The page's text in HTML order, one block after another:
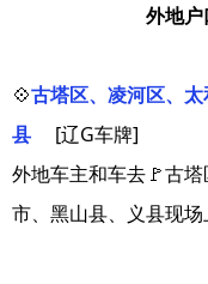
外地
💠古塔区、凌河区、
县
[辽G车牌]
外地车主和车去🚩古
市、黑山县、义县现